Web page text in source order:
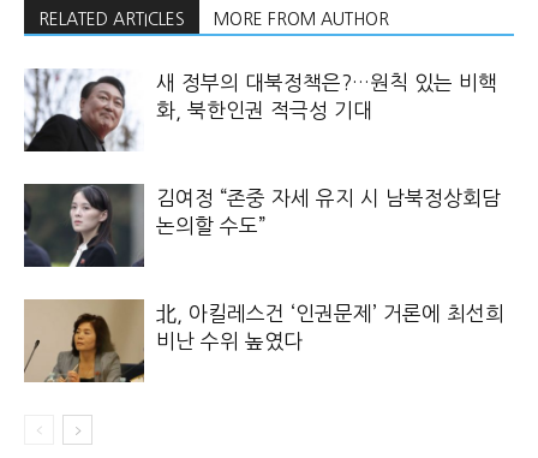
RELATED ARTICLES MORE FROM AUTHOR
새 정부의 대북정책은?…원칙 있는 비핵
화, 북한인권 적극성 기대
김여정 “존중 자세 유지 시 남북정상회담
논의할 수도”
北, 아킬레스건 ‘인권문제’ 거론에 최선희
비난 수위 높였다